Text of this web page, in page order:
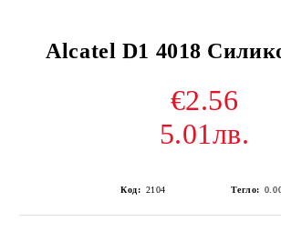
Alcatel D1 4018
€2.56
5.01лв.
Код: 2104 Тегло: